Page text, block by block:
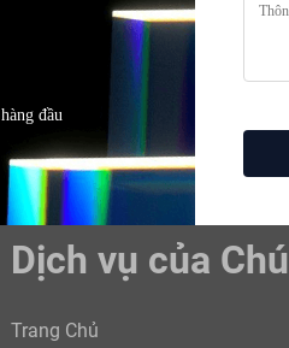
Dịch vụ của
Trang Chủ
đầu